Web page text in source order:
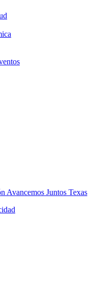
Avancemos Juntos Texas